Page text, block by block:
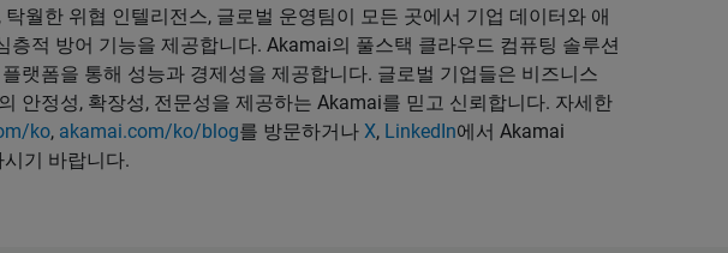
월한 위협 인텔리전스, 글로벌 운영팀이 모든 곳에서 기업 데이터와 애
층적 방어 기능을 제공합니다. Akamai의 풀스택 클라우드 컴퓨팅 솔루션
랫폼을 통해 성능과 경제성을 제공합니다. 글로벌 기업들은 비즈니스
안정성, 확장성, 전문성을 제공하는 Akamai를 믿고 신뢰합니다. 자세한
ko, akamai.com/ko/blog를 방문하거나 X, LinkedIn에서 Akamai
기 바랍니다.